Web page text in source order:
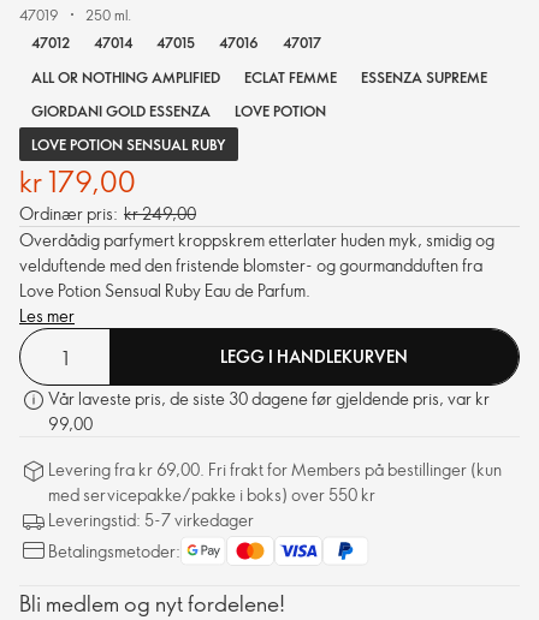
47019
250 ml.
47012
47014 47015 47016
47017
ALL OR NOTHING AMPLIFIED
ECLAT FEMME
ESSENZA SUPREME
GIORDANI GOLD ESSENZA
LOVE POTION
LOVE POTION SENSUAL RUBY
kr 179,00
Ordinær pris: kr 249,00
Overdådig parfymert kroppskrem etterlater huden myk, smidig og
velduftende med den fristende blomster- og gourmandduften fra
Love Potion Sensual Ruby Eau de Parfum.
Les mer
LEGG I HANDLEKURVEN
Vår laveste pris, de siste 30 dagene før gjeldende pris, var kr
99,00
Levering fra kr 69,00. Fri frakt for Members på bestillinger (kun
med servicepakke/pakke i boks) over 550 kr
Leveringstid: 5-7 virkedager
Betalingsmetoder:
Bli medlem og nyt fordelene!